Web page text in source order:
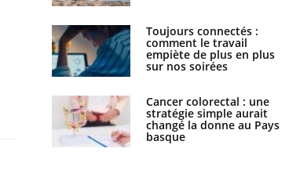
Toujours connectés :
comment le travail
empiète de plus en plus
sur nos soirées
Cancer colorectal : une
stratégie simple aurait
changé la donne au Pays
basque